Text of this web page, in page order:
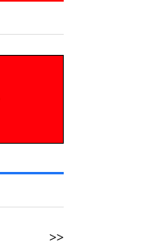
>>